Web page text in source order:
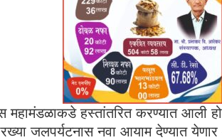
महामंडळाकडे हस्तांतरित करण्यात आली
जलपर्यटनास नवा आयाम देण्यात